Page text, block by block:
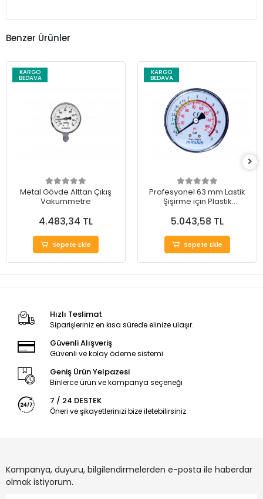
Benzer Ürünler
KARGO
BEDAVA
Metal Gövde Alttan Çıkış
Vakummetre
4.483,34 TL
Sepete Ekle
KARGO
BEDAVA
Profesyonel 63 mm Lastik
Şişirme için Plastik
5.043,58 TL
Sepete Ekle
Hızlı Teslimat
Siparişleriniz en kısa sürede elinize ulaşır.
Güvenli Alışveriş
Güvenli ve kolay ödeme sistemi
Geniş Ürün Yelpazesi
Binlerce ürün ve kampanya seçeneği
7 / 24 DESTEK
Öneri ve şikayetlerinizi bize iletebilirsiniz.
Kampanya, duyuru, bilgilendirmelerden e-posta ile haberdar
olmak istiyorum.